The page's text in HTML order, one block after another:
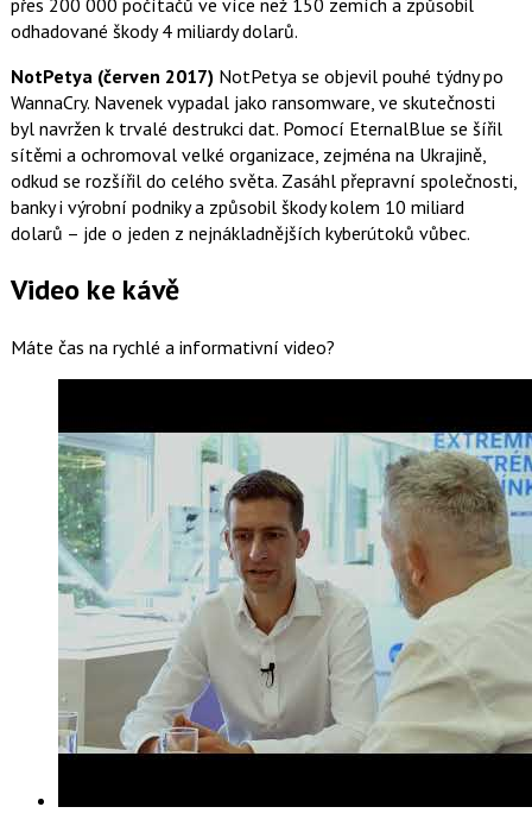
přes 200 000 počítačů ve více než 150 zemích a způsobil
odhadované škody 4 miliardy dolarů.
NotPetya (červen 2017)NotPetya se objevil pouhé týdny po
WannaCry. Navenek vypadal jako ransomware, ve skutečnosti
byl navržen k trvalé destrukci dat. Pomocí EternalBlue se šířil
sítěmi a ochromoval velké organizace, zejména na Ukrajině,
odkud se rozšířil do celého světa. Zasáhl přepravní společnosti,
banky i výrobní podniky a způsobil škody kolem 10 miliard
dolarů – jde o jeden z nejnákladnějších kyberútoků vůbec.
Video ke kávě
Máte čas na rychlé a informativní video?